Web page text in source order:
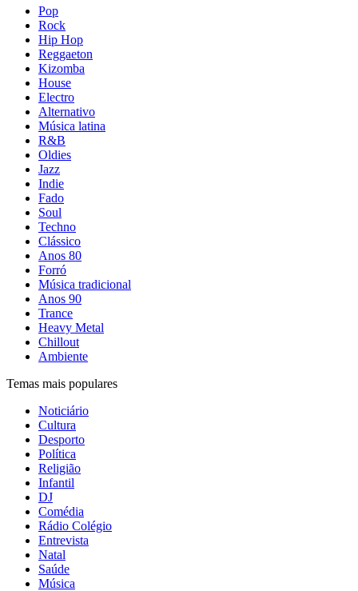
Pop
Rock
Hip Hop
Reggaeton
Kizomba
House
Electro
Alternativo
Música latina
R&B
Oldies
Jazz
Indie
Fado
Soul
Techno
Clássico
Anos 80
Forró
Música tradicional
Anos 90
Trance
Heavy Metal
Chillout
Ambiente
Temas mais populares
Noticiário
Cultura
Desporto
Política
Religião
Infantil
DJ
Comédia
Rádio Colégio
Entrevista
Natal
Saúde
Música